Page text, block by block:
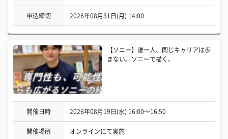
申込締切 2026年08月31日(月) 14:00
【ソニー】誰一人、同じキャリアは歩
まない。ソニーで描く、
開催日時 2026年08月19日(水) 16:00〜16:50
開催場所 オンラインにて実施